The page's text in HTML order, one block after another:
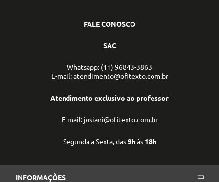
FALE CONOSCO
SAC
Whatsapp: (11) 96843-3863
E-mail: atendimento@ofitexto.com.br
Atendimento exclusivo ao professor
E-mail: josiani@ofitexto.com.br
Segunda a Sexta, das9hàs 18h
INFORMAÇÕES